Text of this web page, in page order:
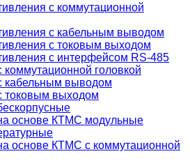
с коммутационной
с кабельным выводом
с токовым выходом
с интерфейсом RS-485
головкой
кабельным выводом
токовым выходом
основе КТМС модульные
основе КТМС с коммутационной